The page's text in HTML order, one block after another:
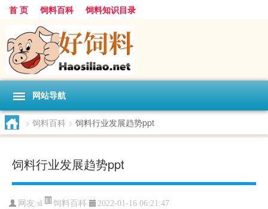
首 页 饲料百科 饲料知识目录
网站导航
> 饲料百科 > 饲料行业发展趋势ppt
饲料行业发展趋势ppt
网友:sl 饲料百科 2022-01-16 06:21:47